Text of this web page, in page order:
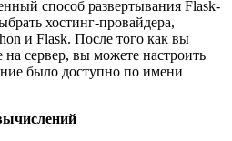
способ развертывания Flask-
хостинг-провайдера,
и Flask. После того как вы
на сервер, вы можете настроить
было доступно по имени